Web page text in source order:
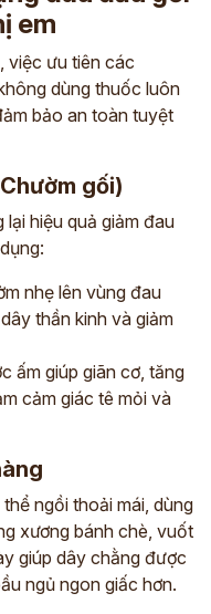
em
việc ưu tiên các
dùng thuốc luôn
bảo an toàn tuyệt
gối)
hiệu quả giảm đau
nhẹ lên vùng đau
thần kinh và giảm
ấm giúp giãn cơ, tăng
cảm giác tê mỏi và
ngồi thoải mái, dùng
xương bánh chè, vuốt
giúp dây chằng được
ngủ ngon giấc hơn.